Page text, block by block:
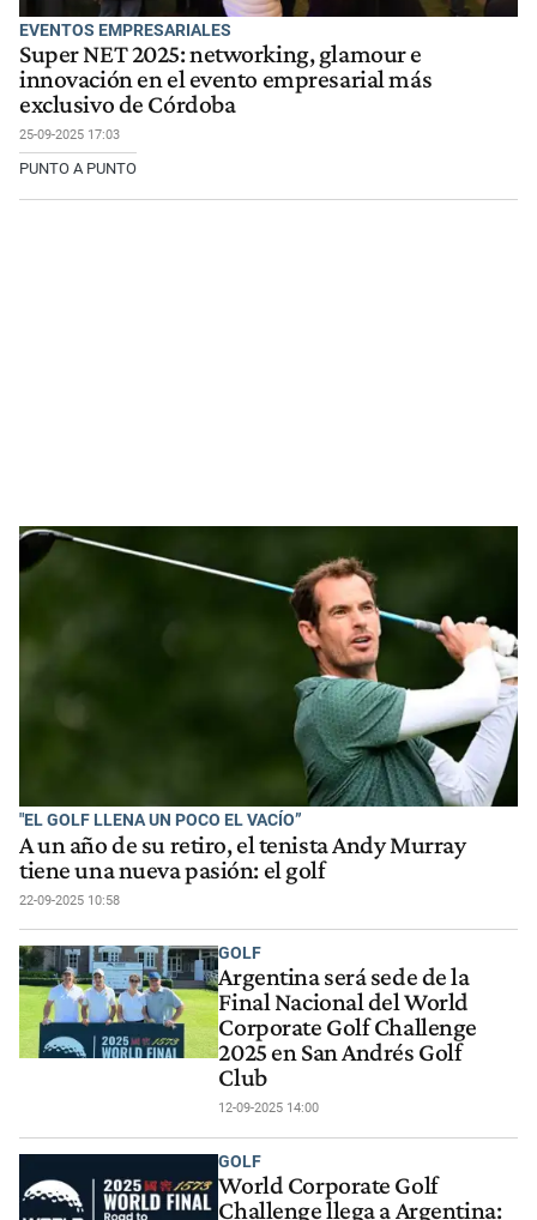
EVENTOS EMPRESARIALES
Super NET 2025: networking, glamour e
innovación en el evento empresarial más
exclusivo de Córdoba
25-09-2025 17:03
PUNTO A PUNTO
"EL GOLF LLENA UN POCO EL VACÍO”
A un año de su retiro, el tenista Andy Murray
tiene una nueva pasión: el golf
22-09-2025 10:58
GOLF
Argentina será sede de la
Final Nacional del World
Corporate Golf Challenge
2025 en San Andrés Golf
Club
12-09-2025 14:00
GOLF
World Corporate Golf
Challenge llega a Argentina: